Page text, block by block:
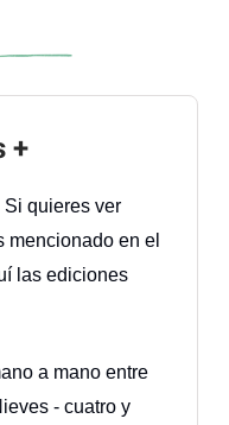
+
Si quieres ver
mencionado en el
las ediciones
a mano entre
- cuatro y